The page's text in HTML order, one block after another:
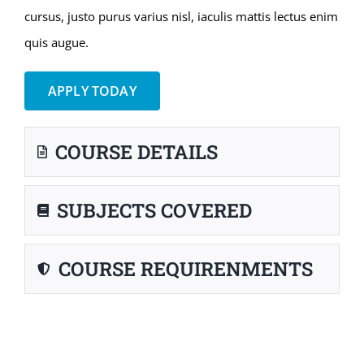
cursus, justo purus varius nisl, iaculis mattis lectus enim
quis augue.
APPLY TODAY
COURSE DETAILS
SUBJECTS COVERED
COURSE REQUIRENMENTS